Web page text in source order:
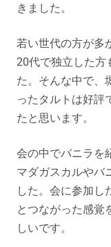
きました。
若い世代の方が多
20代で独立した方
た。そんな中で、
ったタルトは好評
たと思います。
会の中でバニラを
マダガスカルやバ
した。会に参加し
とつながった感覚
しいです。